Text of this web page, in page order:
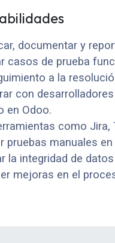
documentar y
casos de prueba
a la
con
en Odoo.
como
pruebas manuales
la integridad de
mejoras en el